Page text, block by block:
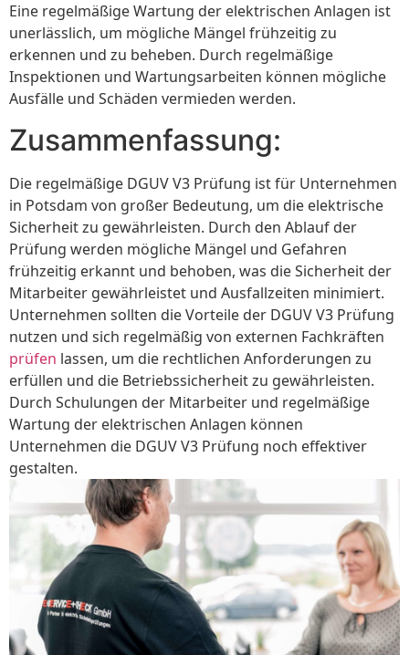
Eine regelmäßige Wartung der elektrischen Anlagen ist
unerlässlich, um mögliche Mängel frühzeitig zu
erkennen und zu beheben. Durch regelmäßige
Inspektionen und Wartungsarbeiten können mögliche
Ausfälle und Schäden vermieden werden.
Zusammenfassung:
Die regelmäßige DGUV V3 Prüfung ist für Unternehmen
in Potsdam von großer Bedeutung, um die elektrische
Sicherheit zu gewährleisten. Durch den Ablauf der
Prüfung werden mögliche Mängel und Gefahren
frühzeitig erkannt und behoben, was die Sicherheit der
Mitarbeiter gewährleistet und Ausfallzeiten minimiert.
Unternehmen sollten die Vorteile der DGUV V3 Prüfung
nutzen und sich regelmäßig von externen Fachkräften
prüfen lassen, um die rechtlichen Anforderungen zu
erfüllen und die Betriebssicherheit zu gewährleisten.
Durch Schulungen der Mitarbeiter und regelmäßige
Wartung der elektrischen Anlagen können
Unternehmen die DGUV V3 Prüfung noch effektiver
gestalten.